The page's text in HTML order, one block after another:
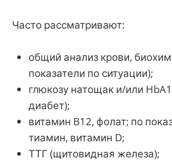
Часто рассматривают:
общий анализ крови,
показатели по ситуации);
глюкозу натощак и/или
диабет);
витамин B12, фолат; по
тиамин, витамин D;
ТТГ (щитовидная железа);